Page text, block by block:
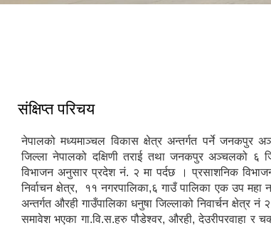
संक्षिप्त परिचय
नेपालको मध्यमाञ्चल विकास क्षेत्र अन्तर्गत पर्ने जनकपुर
जिल्ला नेपालको दक्षिणी तराई तथा जनकपुर अञ्चलको ६
विभाजन अनुसार प्रदेश नं. २ मा पर्दछ । प्रसाशनिक
निर्वाचन क्षेत्र, ११ नगरपालिका,६ गाउँ पालिका एक उप महा
अन्तर्गत औरही गाउँपालिका धनुषा जिल्लाको निवार्चन क्षेत्र नं
समावेश भएका गा.वि.स.हरु पौडेश्वर, औरही, देउरीपरवाहा र